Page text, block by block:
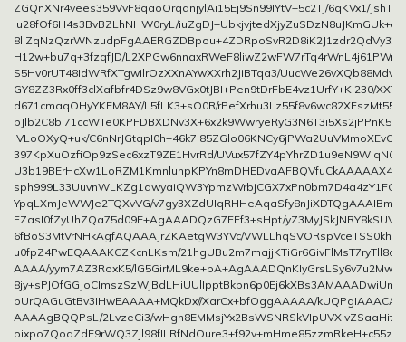
ZGQnXNr4vees359VvF8qaoOrqanjylAi15Ej9Sn99IYtV+5c2TJ/6qKVx1/
lu28fOf6H4s3BvBZLhNHW0ryL/
H12w+bu7q+3fzqfJD/
S5Hv0rUT48IdWRfXTgwilrOzXXnAYwXXrh2JiBTqa3/
GY8ZZ3Rx0ff3clXafbfr4DSz9w8VGx0tJBI+Pen9tDrFbE4vz1UrfY+Kl230/
d671cmaqOHyYKEM8AY/L5fLK3+sO0R/
IVLoOXyQ+uk/
397KpXuOzfiOp9zSec6xzT9ZE1HvrRd/
YpqLXmJeWWJe2TQXvVG/
FZasI0fZyUhZQa75d09E+AgAAADQzG7FFf3+sHpt/
6fBoS3MtVrNHkAgfAQAAAJrZKAetgW3YVc/
u0fpZ4PwEQAAAKCZKcnLKsm/
AAAA/yym7AZ3RoxK5/
pUrQAGuGtBv3IHwEAAAA+MQkDx//XarCx+bfOggAAAAA/
AAAAgBQQPsL/2LvzeCi3/